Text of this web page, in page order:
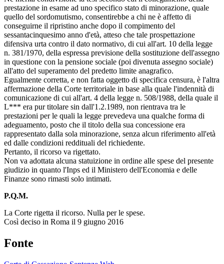
prestazione in esame ad uno specifico stato di minorazione, quale
quello del sordomutismo, consentirebbe a chi ne è affetto di
conseguirne il ripristino anche dopo il compimento del
sessantacinquesimo anno d'età, atteso che tale prospettazione
difensiva urta contro il dato normativo, di cui all'art. 10 della legge
n. 381/1970, della espressa previsione della sostituzione dell'assegno
in questione con la pensione sociale (poi divenuta assegno sociale)
all'atto del superamento del predetto limite anagrafico.
Egualmente corretta, e non fatta oggetto di specifica censura, è l'altra
affermazione della Corte territoriale in base alla quale l'indennità di
comunicazione di cui all'art. 4 della legge n. 508/1988, della quale il
L*** era pur titolare sin dall'1.2.1989, non rientrava tra le
prestazioni per le quali la legge prevedeva una qualche forma di
adeguamento, posto che il titolo della sua concessione era
rappresentato dalla sola minorazione, senza alcun riferimento all'età
ed dalle condizioni reddituali del richiedente.
Pertanto, il ricorso va rigettato.
Non va adottata alcuna statuizione in ordine alle spese del presente
giudizio in quanto l'Inps ed il Ministero dell'Economia e delle
Finanze sono rimasti solo intimati.
P.Q.M.
La Corte rigetta il ricorso. Nulla per le spese.
Così deciso in Roma il 9 giugno 2016
Fonte